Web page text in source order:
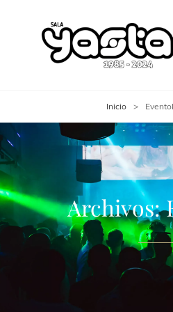
Inicio > Evento
Archivos: